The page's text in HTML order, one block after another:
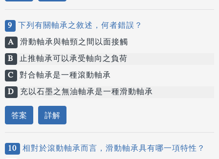
9 下列有關軸承之敘述，何者錯誤？
A 滑動軸承與軸頸之間以面接觸
B 止推軸承可以承受軸向之負荷
C 對合軸承是一種滾動軸承
D 充以石墨之無油軸承是一種滑動軸承
答案 詳解
10 相對於滾動軸承而言，滑動軸承具有哪一項特性？